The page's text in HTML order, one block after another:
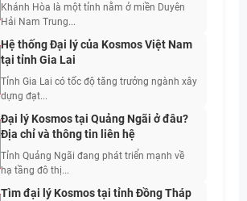
Khánh Hòa là một tỉnh nằm ở miền Duyên
Hải Nam Trung...
Hệ thống Đại lý của Kosmos Việt Nam
tại tỉnh Gia Lai
Tỉnh Gia Lai có tốc độ tăng trưởng ngành xây
dựng đạt...
Đại lý Kosmos tại Quảng Ngãi ở đâu?
Địa chỉ và thông tin liên hệ
Tỉnh Quảng Ngãi đang phát triển mạnh về
hạ tầng đô thị...
Tìm đại lý Kosmos tại tỉnh Đồng Tháp